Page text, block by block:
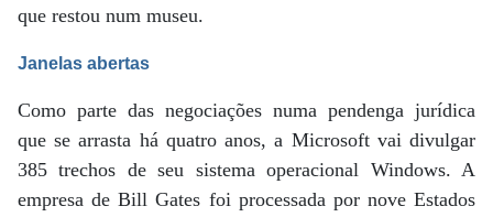
que restou num museu.
Janelas abertas
Como parte das negociações numa pendenga jurídica
que se arrasta há quatro anos, a Microsoft vai divulgar
385 trechos de seu sistema operacional Windows. A
empresa de Bill Gates foi processada por nove Estados